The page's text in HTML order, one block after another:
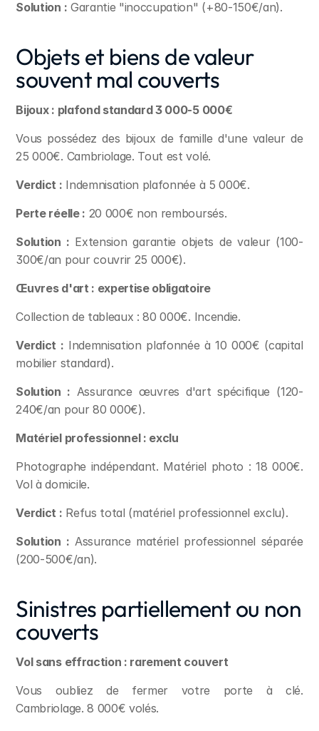
Solution : Garantie "inoccupation" (+80-150€/an).
Objets et biens de valeur
souvent mal couverts
Bijoux : plafond standard 3 000-5 000€
Vous possédez des bijoux de famille d'une valeur de
25 000€. Cambriolage. Tout est volé.
Verdict : Indemnisation plafonnée à 5 000€.
Perte réelle : 20 000€ non remboursés.
Solution : Extension garantie objets de valeur (100-
300€/an pour couvrir 25 000€).
Œuvres d'art : expertise obligatoire
Collection de tableaux : 80 000€. Incendie.
Verdict : Indemnisation plafonnée à 10 000€ (capital
mobilier standard).
Solution : Assurance œuvres d'art spécifique (120-
240€/an pour 80 000€).
Matériel professionnel : exclu
Photographe indépendant. Matériel photo : 18 000€.
Vol à domicile.
Verdict : Refus total (matériel professionnel exclu).
Solution : Assurance matériel professionnel séparée
(200-500€/an).
Sinistres partiellement ou non
couverts
Vol sans effraction : rarement couvert
Vous oubliez de fermer votre porte à clé.
Cambriolage. 8 000€ volés.